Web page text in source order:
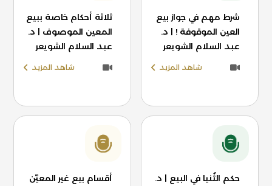
شرط مهم في جواز بيع
العين الموقوفة ! | د.
عبد السلام الشويعر
شاهد المزيد
ثلاثة أحكام خاصة ببيع
المعين الموصوف | د.
عبد السلام الشويعر
شاهد المزيد
حكم الثُنيا في البيع | د.
أقسام بيع غير المعيَّن